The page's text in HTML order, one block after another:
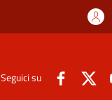
Seguici su